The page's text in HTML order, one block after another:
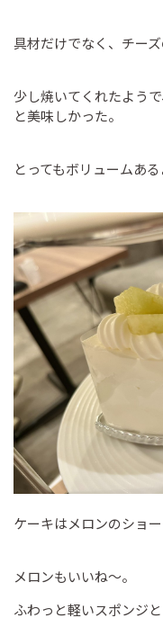
具材だけでなく、チー
少し焼いてくれたよう
と美味しかった。
とってもボリュームある
ケーキはメロンのショ
メロンもいいね～。
ふわっと軽いスポンジ